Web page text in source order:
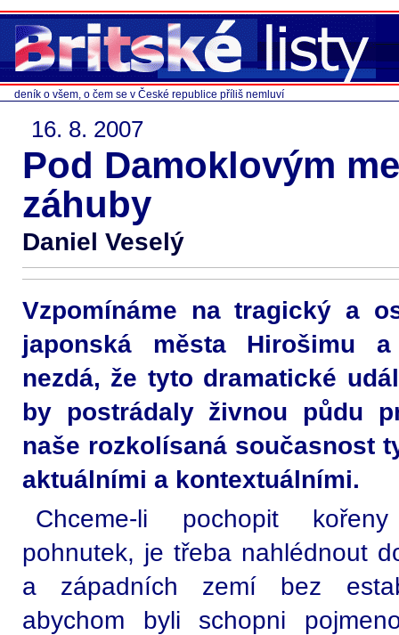
deník o všem, o čem se v České republice příliš nemluví
16. 8. 2007
Pod Damoklovým
záhuby
Daniel Veselý
Vzpomínáme na tragický a
japonská města Hirošimu
nezdá, že tyto dramatické
by postrádaly živnou půdu
naše rozkolísaná současnost
aktuálními a kontextuálními.
Chceme-li pochopit
pohnutek, je třeba nahlédnout
a západních zemí bez
abychom byli schopni